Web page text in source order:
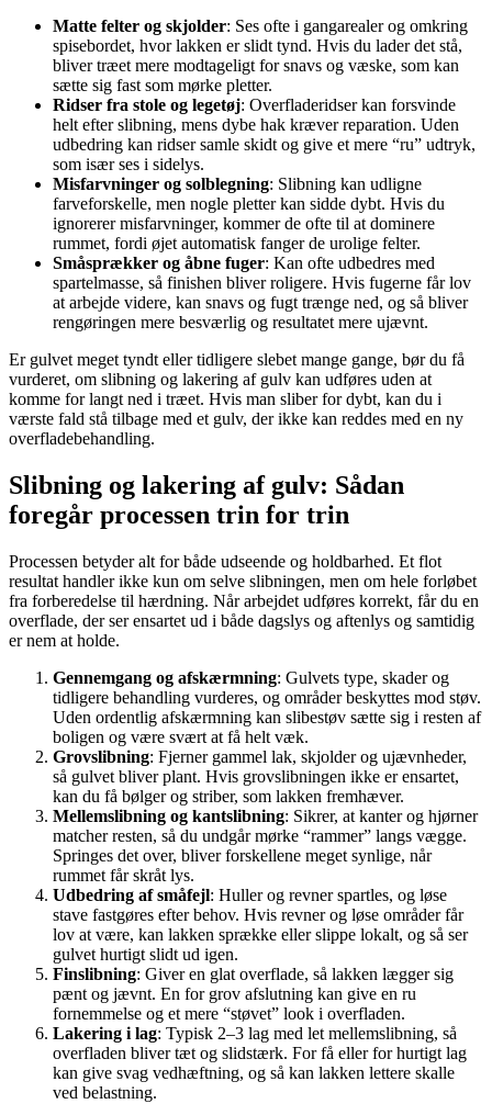
Matte felter og skjolder: Ses ofte i gangarealer og omkring
spisebordet, hvor lakken er slidt tynd. Hvis du lader det stå,
bliver træet mere modtageligt for snavs og væske, som kan
sætte sig fast som mørke pletter.
Ridser fra stole og legetøj: Overfladeridser kan forsvinde
helt efter slibning, mens dybe hak kræver reparation. Uden
udbedring kan ridser samle skidt og give et mere “ru” udtryk,
som især ses i sidelys.
Misfarvninger og solblegning: Slibning kan udligne
farveforskelle, men nogle pletter kan sidde dybt. Hvis du
ignorerer misfarvninger, kommer de ofte til at dominere
rummet, fordi øjet automatisk fanger de urolige felter.
Småsprækker og åbne fuger: Kan ofte udbedres med
spartelmasse, så finishen bliver roligere. Hvis fugerne får lov
at arbejde videre, kan snavs og fugt trænge ned, og så bliver
rengøringen mere besværlig og resultatet mere ujævnt.
Er gulvet meget tyndt eller tidligere slebet mange gange, bør du få
vurderet, om slibning og lakering af gulv kan udføres uden at
komme for langt ned i træet. Hvis man sliber for dybt, kan du i
værste fald stå tilbage med et gulv, der ikke kan reddes med en ny
overfladebehandling.
Slibning og lakering af gulv: Sådan
foregår processen trin for trin
Processen betyder alt for både udseende og holdbarhed. Et flot
resultat handler ikke kun om selve slibningen, men om hele forløbet
fra forberedelse til hærdning. Når arbejdet udføres korrekt, får du en
overflade, der ser ensartet ud i både dagslys og aftenlys og samtidig
er nem at holde.
Gennemgang og afskærmning: Gulvets type, skader og
tidligere behandling vurderes, og områder beskyttes mod støv.
Uden ordentlig afskærmning kan slibestøv sætte sig i resten af
boligen og være svært at få helt væk.
Grovslibning: Fjerner gammel lak, skjolder og ujævnheder,
så gulvet bliver plant. Hvis grovslibningen ikke er ensartet,
kan du få bølger og striber, som lakken fremhæver.
Mellemslibning og kantslibning: Sikrer, at kanter og hjørner
matcher resten, så du undgår mørke “rammer” langs vægge.
Springes det over, bliver forskellene meget synlige, når
rummet får skråt lys.
Udbedring af småfejl: Huller og revner spartles, og løse
stave fastgøres efter behov. Hvis revner og løse områder får
lov at være, kan lakken sprække eller slippe lokalt, og så ser
gulvet hurtigt slidt ud igen.
Finslibning: Giver en glat overflade, så lakken lægger sig
pænt og jævnt. En for grov afslutning kan give en ru
fornemmelse og et mere “støvet” look i overfladen.
Lakering i lag: Typisk 2–3 lag med let mellemslibning, så
overfladen bliver tæt og slidstærk. For få eller for hurtigt lag
kan give svag vedhæftning, og så kan lakken lettere skalle
ved belastning.